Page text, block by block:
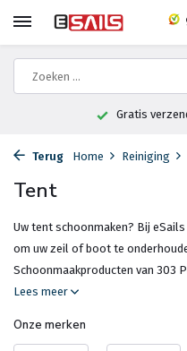
<30kg vanaf €75,-*
Terug Home Reiniging
Tent
Uw tent schoonmaken? Bij
om uw zeil of boot te
Schoonmaakproducten van 303
Lees meer
Onze merken